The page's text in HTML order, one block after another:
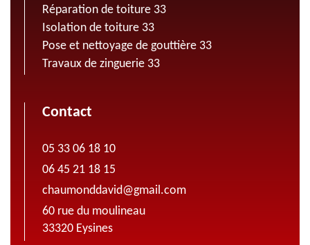
Réparation de toiture 33
Isolation de toiture 33
Pose et nettoyage de gouttière 33
Travaux de zinguerie 33
Contact
05 33 06 18 10
06 45 21 18 15
chaumonddavid@gmail.com
60 rue du moulineau
33320 Eysines